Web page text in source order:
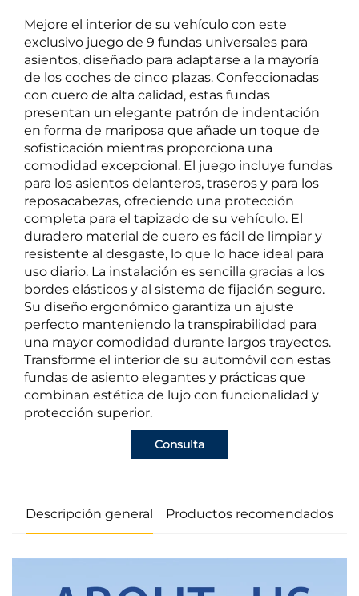
Mejore el interior de su vehículo con este
exclusivo juego de 9 fundas universales para
asientos, diseñado para adaptarse a la mayoría
de los coches de cinco plazas. Confeccionadas
con cuero de alta calidad, estas fundas
presentan un elegante patrón de indentación
en forma de mariposa que añade un toque de
sofisticación mientras proporciona una
comodidad excepcional. El juego incluye fundas
para los asientos delanteros, traseros y para los
reposacabezas, ofreciendo una protección
completa para el tapizado de su vehículo. El
duradero material de cuero es fácil de limpiar y
resistente al desgaste, lo que lo hace ideal para
uso diario. La instalación es sencilla gracias a los
bordes elásticos y al sistema de fijación seguro.
Su diseño ergonómico garantiza un ajuste
perfecto manteniendo la transpirabilidad para
una mayor comodidad durante largos trayectos.
Transforme el interior de su automóvil con estas
fundas de asiento elegantes y prácticas que
combinan estética de lujo con funcionalidad y
protección superior.
Consulta
Descripción general Productos recomendados